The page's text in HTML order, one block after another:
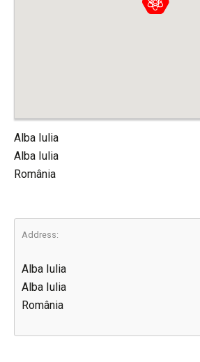
Alba Iulia
Alba Iulia
România
Address:
Alba Iulia
Alba Iulia
România